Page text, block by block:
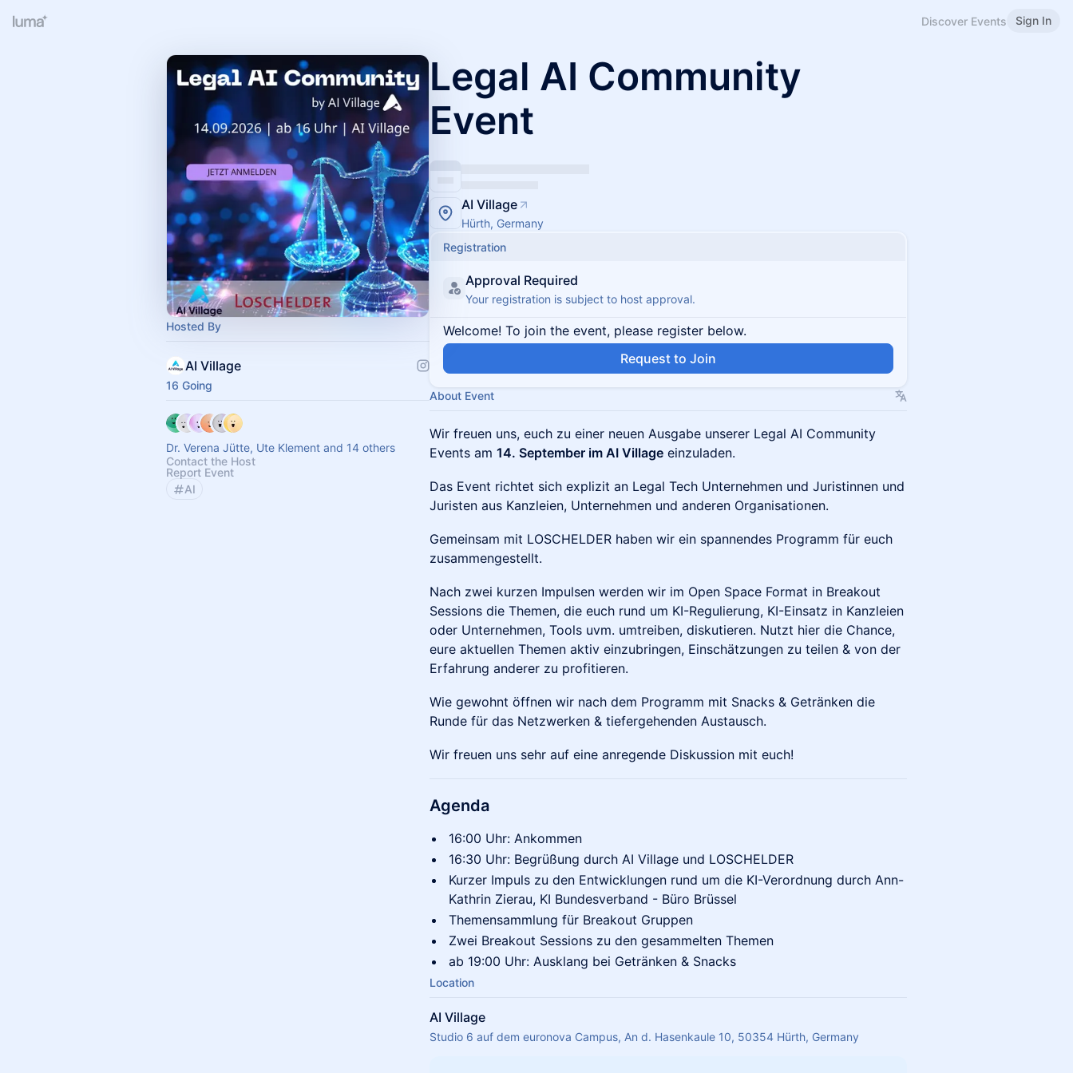
Discover Events Sign In
Hosted By
AI Village
16 Going
Dr. Verena Jütte, Ute Klement and 14 others
Contact the Host
Report Event
AI
Legal AI Community
Event
AI Village
Hürth, Germany
Registration
Approval Required
Your registration is subject to host approval.
Welcome! To join the event, please register below.
Request to Join
About Event
Wir freuen uns, euch zu einer neuen Ausgabe unserer Legal AI Community
Events am 14. September im AI Village einzuladen.
Das Event richtet sich explizit an Legal Tech Unternehmen und Juristinnen und
Juristen aus Kanzleien, Unternehmen und anderen Organisationen.
Gemeinsam mit LOSCHELDER haben wir ein spannendes Programm für euch
zusammengestellt.
Nach zwei kurzen Impulsen werden wir im Open Space Format in Breakout
Sessions die Themen, die euch rund um KI-Regulierung, KI-Einsatz in Kanzleien
oder Unternehmen, Tools uvm. umtreiben, diskutieren. Nutzt hier die Chance,
eure aktuellen Themen aktiv einzubringen, Einschätzungen zu teilen & von der
Erfahrung anderer zu profitieren.
Wie gewohnt öffnen wir nach dem Programm mit Snacks & Getränken die
Runde für das Netzwerken & tiefergehenden Austausch.
Wir freuen uns sehr auf eine anregende Diskussion mit euch!
Agenda
16:00 Uhr: Ankommen
16:30 Uhr: Begrüßung durch AI Village und LOSCHELDER
Kurzer Impuls zu den Entwicklungen rund um die KI-Verordnung durch Ann-
Kathrin Zierau, KI Bundesverband - Büro Brüssel
Themensammlung für Breakout Gruppen
Zwei Breakout Sessions zu den gesammelten Themen
ab 19:00 Uhr: Ausklang bei Getränken & Snacks
Location
AI Village
Studio 6 auf dem euronova Campus, An d. Hasenkaule 10, 50354 Hürth, Germany